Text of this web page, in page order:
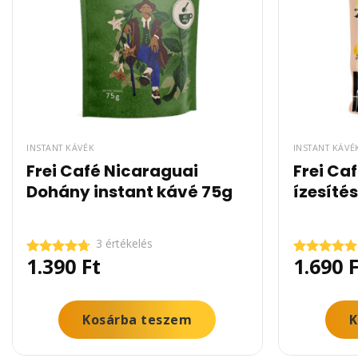
INSTANT KÁVÉK
Frei Café Nicaraguai
Dohány instant kávé 75g
Értékelés:
4.67/ 5
3 értékelés
1.390 Ft
Kosárba teszem
INSTANT
Frei
Értékelés:
5.00/ 5
1.690